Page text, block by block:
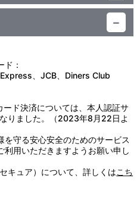
：
、JCB、Diners Club
ド決済については、本人認証サ
りました。（2023年8月22日よ
守る安心安全のためのサービス
利用いただきますようお願い申し
キュア）について、詳しくはこち